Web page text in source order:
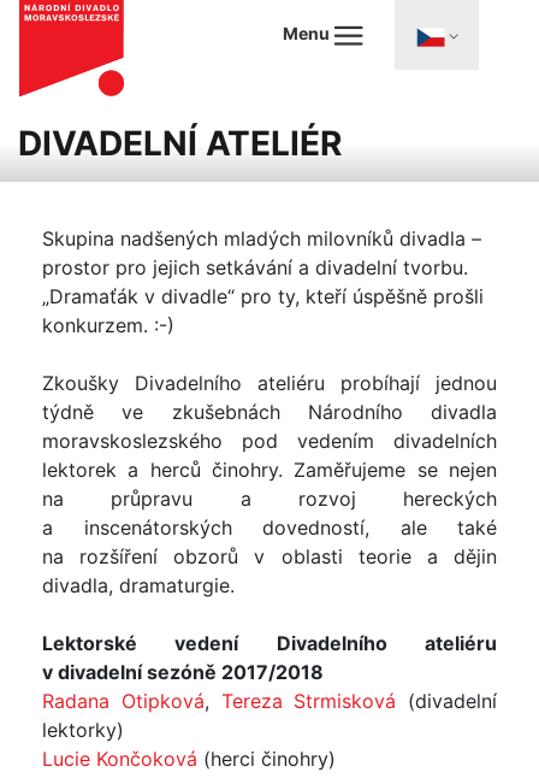
Menu
DIVADELNÍ ATELIÉR
Skupina nadšených mladých milovníků divadla –
prostor pro jejich setkávání a divadelní tvorbu.
„Dramaťák v divadle“ pro ty, kteří úspěšně prošli
konkurzem. :-)
Zkoušky Divadelního ateliéru probíhají jednou
týdně ve zkušebnách Národního divadla
moravskoslezského pod vedením divadelních
lektorek a herců činohry. Zaměřujeme se nejen
na průpravu a rozvoj hereckých
a inscenátorských dovedností, ale také
na rozšíření obzorů v oblasti teorie a dějin
divadla, dramaturgie.
Lektorské vedení Divadelního ateliéru
v divadelní sezóně 2017/2018
Radana Otipková, Tereza Strmisková (divadelní
lektorky)
Lucie Končoková (herci činohry)